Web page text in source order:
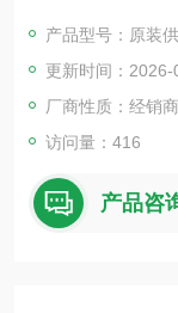
产品型号：原装
更新时间：2026-
厂商性质：经销商
访问量：416
产品咨